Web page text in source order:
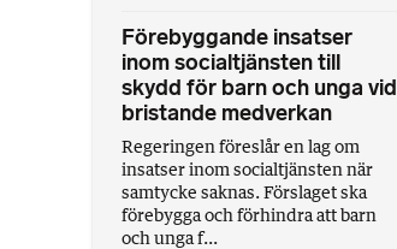
Förebyggande insatser
inom socialtjänsten till
skydd för barn och unga vid
bristande medverkan
Regeringen föreslår en lag om
insatser inom socialtjänsten när
samtycke saknas. Förslaget ska
förebygga och förhindra att barn
och unga f...